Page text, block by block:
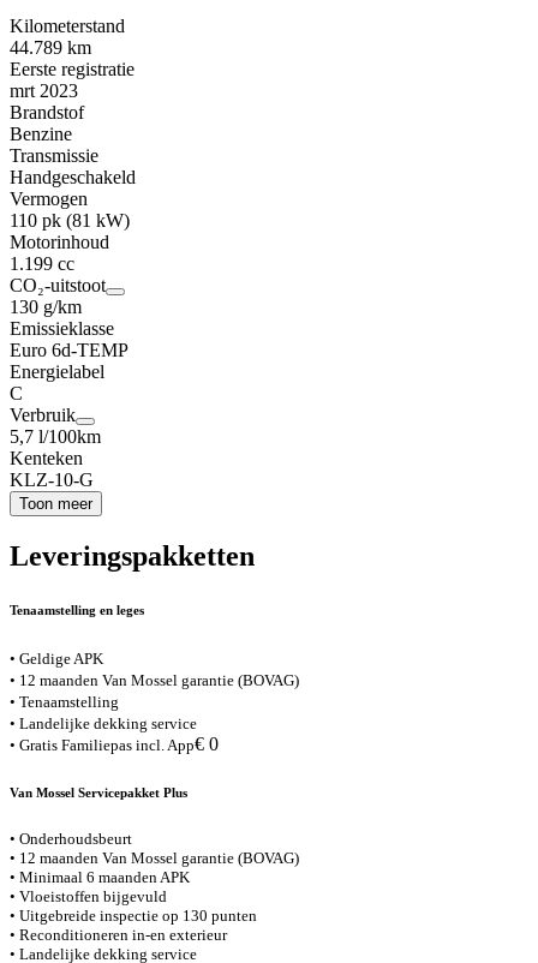
Kilometerstand
44.789 km
Eerste registratie
mrt 2023
Brandstof
Benzine
Transmissie
Handgeschakeld
Vermogen
110 pk (81 kW)
Motorinhoud
1.199 cc
CO₂-uitstoot
130 g/km
Emissieklasse
Euro 6d-TEMP
Energielabel
C
Verbruik
5,7 l/100km
Kenteken
KLZ-10-G
Toon meer
Leveringspakketten
Tenaamstelling en leges
• Geldige APK
• 12 maanden Van Mossel garantie (BOVAG)
• Tenaamstelling
• Landelijke dekking service
• Gratis Familiepas incl. App€ 0
Van Mossel Servicepakket Plus
• Onderhoudsbeurt
• 12 maanden Van Mossel garantie (BOVAG)
• Minimaal 6 maanden APK
• Vloeistoffen bijgevuld
• Uitgebreide inspectie op 130 punten
• Reconditioneren in-en exterieur
• Landelijke dekking service